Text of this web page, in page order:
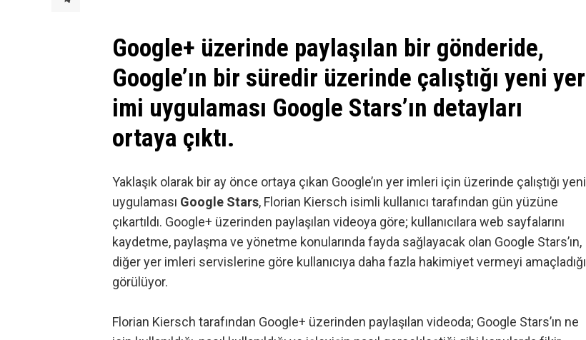
Google+ üzerinde paylaşılan bir gönderide,
Google’ın bir süredir üzerinde çalıştığı yeni yer
imi uygulaması Google Stars’ın detayları
ortaya çıktı.
Yaklaşık olarak bir ay önce ortaya çıkan Google’ın yer imleri için üzerinde çalıştığı yeni
uygulaması Google Stars, Florian Kiersch isimli kullanıcı tarafından gün yüzüne
çıkartıldı. Google+ üzerinden paylaşılan videoya göre; kullanıcılara web sayfalarını
kaydetme, paylaşma ve yönetme konularında fayda sağlayacak olan Google Stars’ın,
diğer yer imleri servislerine göre kullanıcıya daha fazla hakimiyet vermeyi amaçladığı
görülüyor.
Florian Kiersch tarafından Google+ üzerinden paylaşılan videoda; Google Stars’ın ne